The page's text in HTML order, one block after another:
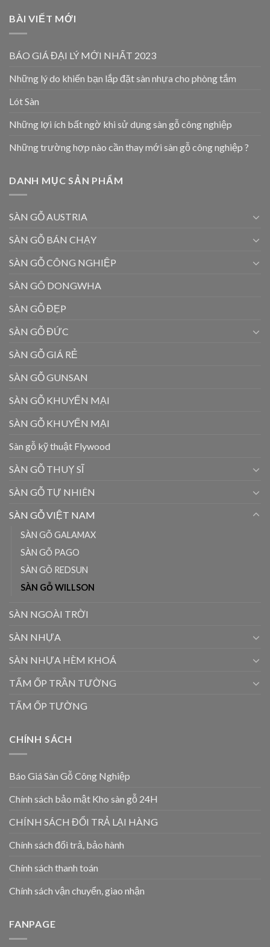
BÀI VIẾT MỚI
BÁO GIÁ ĐẠI LÝ MỚI NHẤT 2023
Những lý do khiến bạn lắp đặt sàn nhựa cho phòng tắm
Lót Sàn
Những lợi ích bất ngờ khi sử dụng sàn gỗ công nghiệp
Những trường hợp nào cần thay mới sàn gỗ công nghiệp ?
DANH MỤC SẢN PHẨM
SÀN GỖ AUSTRIA
SÀN GỖ BÁN CHẠY
SÀN GỖ CÔNG NGHIỆP
SÀN GÔ DONGWHA
SÀN GỖ ĐẸP
SÀN GỖ ĐỨC
SÀN GỖ GIÁ RẺ
SÀN GỖ GUNSAN
SÀN GỖ KHUYẾN MẠI
SÀN GỖ KHUYẾN MẠI
Sàn gỗ kỹ thuật Flywood
SÀN GỖ THUỴ SĨ
SÀN GỖ TỰ NHIÊN
SÀN GỖ VIỆT NAM
SÀN GỖ GALAMAX
SÀN GỖ PAGO
SÀN GỖ REDSUN
SÀN GỖ WILLSON
SÀN NGOÀI TRỜI
SÀN NHỰA
SÀN NHỰA HÈM KHOÁ
TẤM ỐP TRẦN TƯỜNG
TẤM ỐP TƯỜNG
CHÍNH SÁCH
Báo Giá Sàn Gỗ Công Nghiệp
Chính sách bảo mật Kho sàn gỗ 24H
CHÍNH SÁCH ĐỔI TRẢ LẠI HÀNG
Chính sách đổi trả, bảo hành
Chính sách thanh toán
Chính sách vận chuyển, giao nhận
FANPAGE